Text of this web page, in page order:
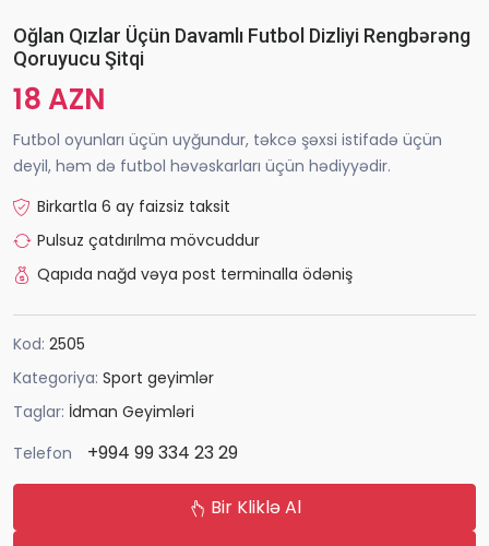
Oğlan Qızlar Üçün Davamlı Futbol Dizliyi Rengbərəng
Qoruyucu Şitqi
18 AZN
Futbol oyunları üçün uyğundur, təkcə şəxsi istifadə üçün
deyil, həm də futbol həvəskarları üçün hədiyyədir.
Birkartla 6 ay faizsiz taksit
Pulsuz çatdırılma mövcuddur
Qapıda nağd vəya post terminalla ödəniş
Kod: 2505
Kategoriya: Sport geyimlər
Taglar: İdman Geyimləri
Telefon
+994 99 334 23 29
Bir Kliklə Al